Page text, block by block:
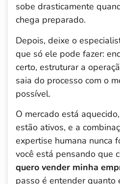
sobe drasticamente
chega preparado.
Depois, deixe o
que só ele pode fazer:
certo, estruturar a
saia do processo com o
possível.
O mercado está
estão ativos, e a
expertise humana nunca
você está pensando que
quero vender minha
passo é entender quanto